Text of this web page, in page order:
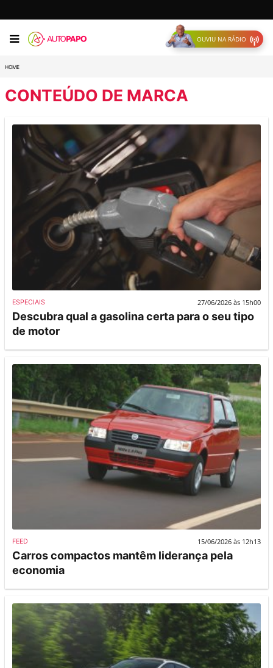
OUVIU NA RÁDIO
HOME
CONTEÚDO DE MARCA
ESPECIAIS 27/06/2026 às 15h00
Descubra qual a gasolina certa para o seu tipo
de motor
FEED 15/06/2026 às 12h13
Carros compactos mantêm liderança pela
economia